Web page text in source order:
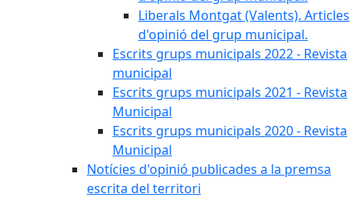
Liberals Montgat (Valents). Articles
d'opinió del grup municipal.
Escrits grups municipals 2022 - Revista
municipal
Escrits grups municipals 2021 - Revista
Municipal
Escrits grups municipals 2020 - Revista
Municipal
Notícies d'opinió publicades a la premsa
escrita del territori